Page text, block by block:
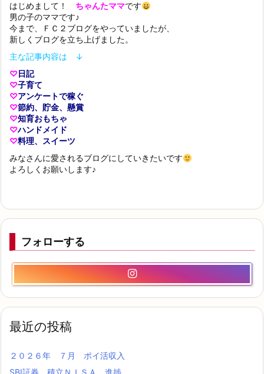
はじめまして！ ちゃんたママです
男の子のママです♪
今まで、ＦＣ２ブログをやっていましたが、
新しくブログを立ち上げました。
主な記事内容は ↓
♡日記
♡子育て
♡アンケートで稼ぐ
♡節約、貯金、懸賞
♡知育おもちゃ
♡ハンドメイド
♡料理、スイーツ
みなさんに愛されるブログにしていきたいです
よろしくお願いします♪
フォローする
最近の投稿
２０２６年 ７月 ポイ活収入
SBI証券 積立ＮＩＳＡ 進捗